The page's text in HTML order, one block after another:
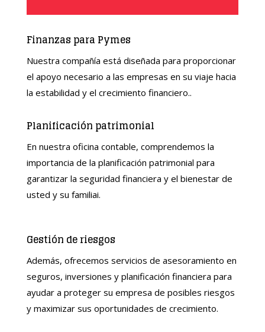
Finanzas para Pymes
Nuestra compañía está diseñada para proporcionar
el apoyo necesario a las empresas en su viaje hacia
la estabilidad y el crecimiento financiero..
Planificación patrimonial
En nuestra oficina contable, comprendemos la
importancia de la planificación patrimonial para
garantizar la seguridad financiera y el bienestar de
usted y su familiai.
Gestión de riesgos
Además, ofrecemos servicios de asesoramiento en
seguros, inversiones y planificación financiera para
ayudar a proteger su empresa de posibles riesgos
y maximizar sus oportunidades de crecimiento.